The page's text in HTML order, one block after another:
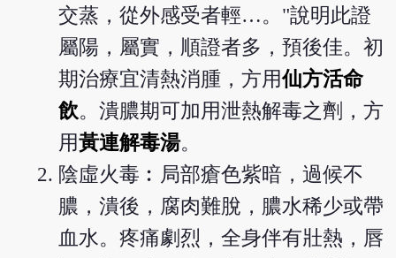
交蒸，從外感受者輕…。"說明此證
屬陽，屬實，順證者多，預後佳。初
期治療宜清熱消腫，方用仙方活命
飲。潰膿期可加用泄熱解毒之劑，方
用黃連解毒湯。
陰虛火毒︰局部瘡色紫暗，過候不
膿，潰後，腐肉難脫，膿水稀少或帶
血水。疼痛劇烈，全身伴有壯熱，唇